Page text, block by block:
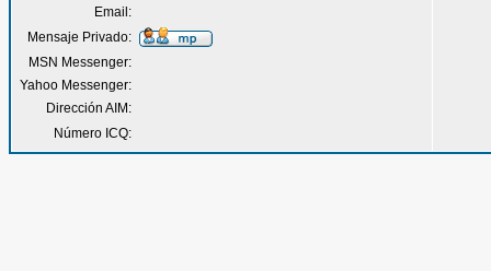
Email:
Mensaje Privado:
MSN Messenger:
Yahoo Messenger:
Dirección AIM:
Número ICQ: